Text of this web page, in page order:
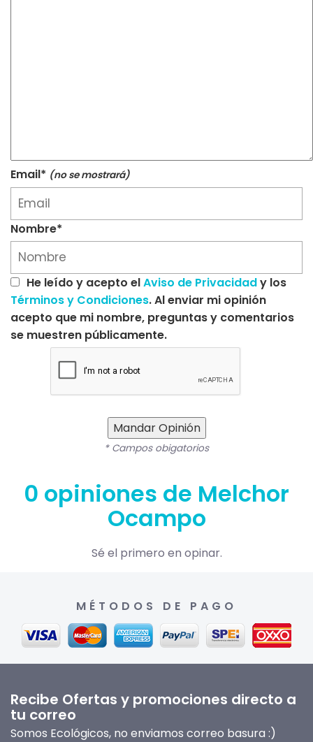
Email* (no se mostrará)
Nombre*
He leído y acepto elAviso de Privacidady los
Términos y Condiciones. Al enviar mi opinión
acepto que mi nombre, preguntas y comentarios
se muestren públicamente.
Mandar Opinión
* Campos obigatorios
0 opiniones de Melchor
Ocampo
Sé el primero en opinar.
MÉTODOS DE PAGO
Recibe Ofertas y promociones directo a
tu correo
Somos Ecológicos, no enviamos correo basura :)